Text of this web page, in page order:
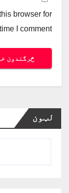
browser for
I comment.
لټون